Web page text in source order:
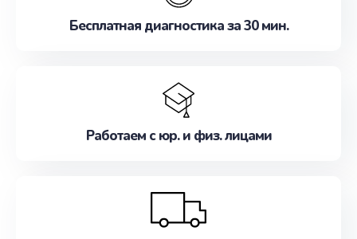
Бесплатная диагностика за 30 мин.
Работаем с юр. и физ. лицами